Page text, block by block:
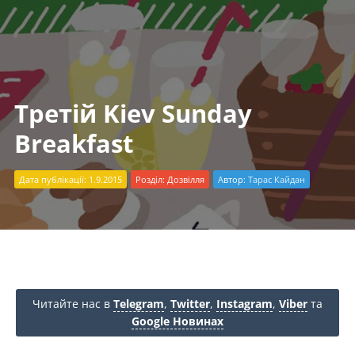
Третій Kiev Sunday
Breakfast
Дата публікації: 1.9.2015 Розділ: Дозвілля Автор: Тарас Кайдан
Читайте нас в Telegram, Twitter, Instagram, Viber та
Google Новинах